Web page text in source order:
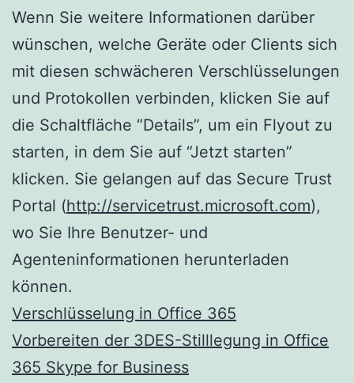
Wenn Sie weitere Informationen darüber
wünschen, welche Geräte oder Clients sich
mit diesen schwächeren Verschlüsselungen
und Protokollen verbinden, klicken Sie auf
die Schaltfläche “Details”, um ein Flyout zu
starten, in dem Sie auf “Jetzt starten”
klicken. Sie gelangen auf das Secure Trust
Portal (http://servicetrust.microsoft.com),
wo Sie Ihre Benutzer- und
Agenteninformationen herunterladen
können.
Verschlüsselung in Office 365
Vorbereiten der 3DES-Stilllegung in Office
365 Skype for Business